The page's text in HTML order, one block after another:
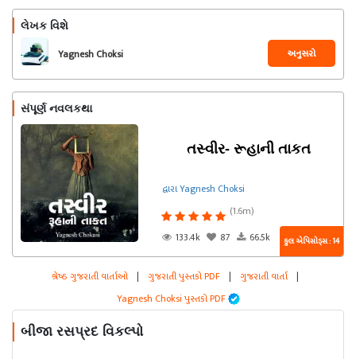
લેખક વિશે
Yagnesh Choksi અનુસરો
સંપૂર્ણ નવલકથા
તસ્વીર- રૂહાની તાકત
દ્વારા Yagnesh Choksi
(1.6m)
133.4k
87 66.5k કુલ એપિસોડ્સ : 14
શ્રેષ્ઠ ગુજરાતી વાર્તાઓ | ગુજરાતી પુસ્તકો PDF | ગુજરાતી વાર્તા |
Yagnesh Choksi પુસ્તકો PDF
બીજા રસપ્રદ વિકલ્પો